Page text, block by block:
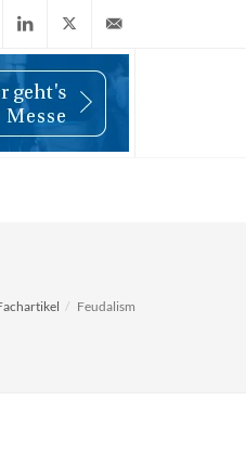
LinkedIn
X
(Twitter)
info@wiwi-
Feudalism